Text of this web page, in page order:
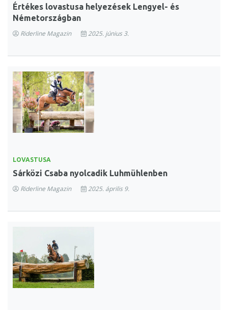
Értékes lovastusa helyezések Lengyel- és
Németországban
Riderline Magazin 2025. június 3.
LOVASTUSA
Sárközi Csaba nyolcadik Luhmühlenben
Riderline Magazin 2025. április 9.